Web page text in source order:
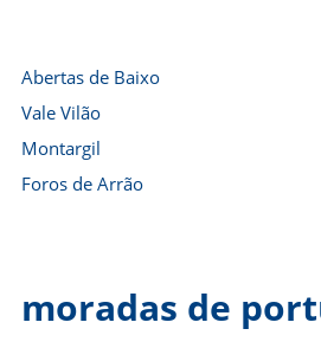
Abertas de Baixo
Vale Vilão
Montargil
Foros de Arrão
moradas de